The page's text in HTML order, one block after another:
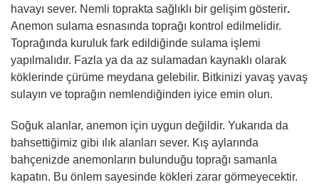
havayı sever. Nemli toprakta sağlıklı bir gelişim gösterir.
Anemon sulama esnasında toprağı kontrol edilmelidir.
Toprağında kuruluk fark edildiğinde sulama işlemi
yapılmalıdır. Fazla ya da az sulamadan kaynaklı olarak
köklerinde çürüme meydana gelebilir. Bitkinizi yavaş yavaş
sulayın ve toprağın nemlendiğinden iyice emin olun.
Soğuk alanlar, anemon için uygun değildir. Yukarıda da
bahsettiğimiz gibi ılık alanları sever. Kış aylarında
bahçenizde anemonların bulunduğu toprağı samanla
kapatın. Bu önlem sayesinde kökleri zarar görmeyecektir.